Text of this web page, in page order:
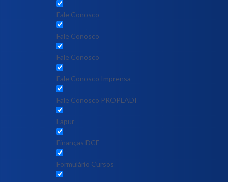
Fale Conosco
Fale Conosco
Fale Conosco
Fale Conosco Imprensa
Fale Conosco PROPLADI
Fapur
Finanças DCF
Formulário Cursos